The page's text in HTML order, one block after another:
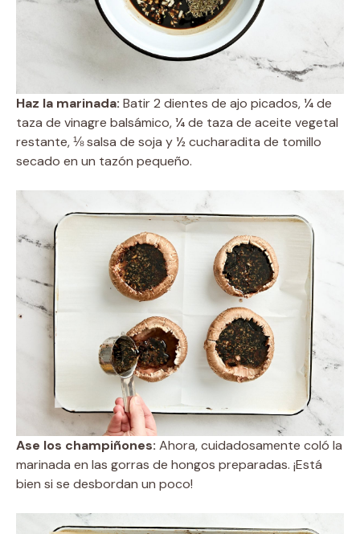
Haz la marinada: Batir 2 dientes de ajo picados, ¼ de
taza de vinagre balsámico, ¼ de taza de aceite vegetal
restante, ⅛ salsa de soja y ½ cucharadita de tomillo
secado en un tazón pequeño.
Ase los champiñones: Ahora, cuidadosamente coló la
marinada en las gorras de hongos preparadas. ¡Está
bien si se desbordan un poco!